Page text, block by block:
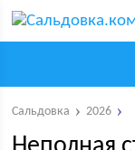
Сальдовка 2026